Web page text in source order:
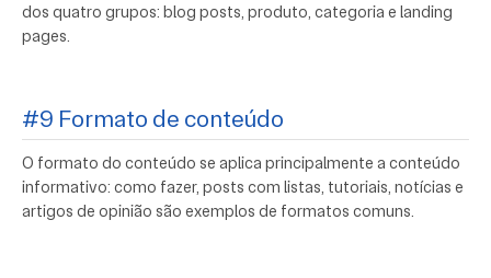
dos quatro grupos: blog posts, produto, categoria e landing
pages.
#9 Formato de conteúdo
O formato do conteúdo se aplica principalmente a conteúdo
informativo: como fazer, posts com listas, tutoriais, notícias e
artigos de opinião são exemplos de formatos comuns.